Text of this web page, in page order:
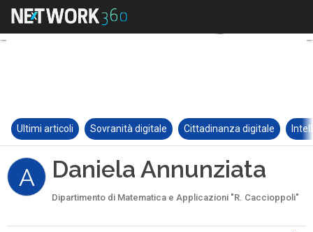
Ultimi articoli Sovranità digitale Cittadinanza digitale
A Daniela Annunziata
Dipartimento di Matematica e Applicazioni "R. Caccioppoli"